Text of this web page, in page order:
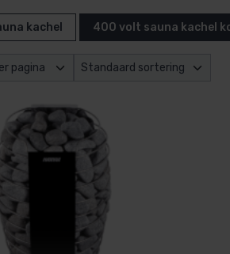
is zorgvuldig
modellen met ingebouwde
en je sauna wordt dat
toevluchtsoord waar je
kachel 400 volt sauna kachel